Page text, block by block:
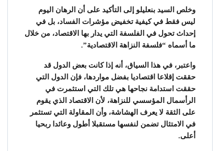
وخلص السيد بنعليلو إلى التأكيد على أن الرهان اليوم
ليس فقط في كيفية تخفيض مؤشرات الفساد، بل في
إحداث تحول في الفلسفة التي يدار بها الاقتصاد، من خلال
ما أسماه “فلسفة النزاهة الاقتصادية”.
واعتبر، في هذا السياق، أنه إذا كانت بعض الدول قد
حققت إقلاعا اقتصاديا بفضل مواردها، فإن الدول التي
حققت استدامة نجاحها هي تلك التي استثمرت في
الرأسمال المؤسسي للنزاهة، لأن الاقتصاد الذي يقوم
على الثقة لا يعرف الهشاشة، وأن المقاولة التي تستثمر
في الامتثال تضمن لنفسها مستقبلا أطول وعائدا ربحيا
أعلى.